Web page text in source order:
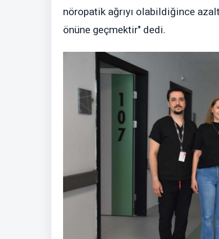
nöropatik ağrıyı olabildiğince
önüne geçmektir" dedi.